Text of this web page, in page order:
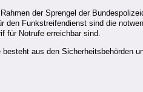
der Sprengel der
den Funkstreifendienst sind die
für Notrufe erreichbar sind.
aus den Sicherheitsbehörden